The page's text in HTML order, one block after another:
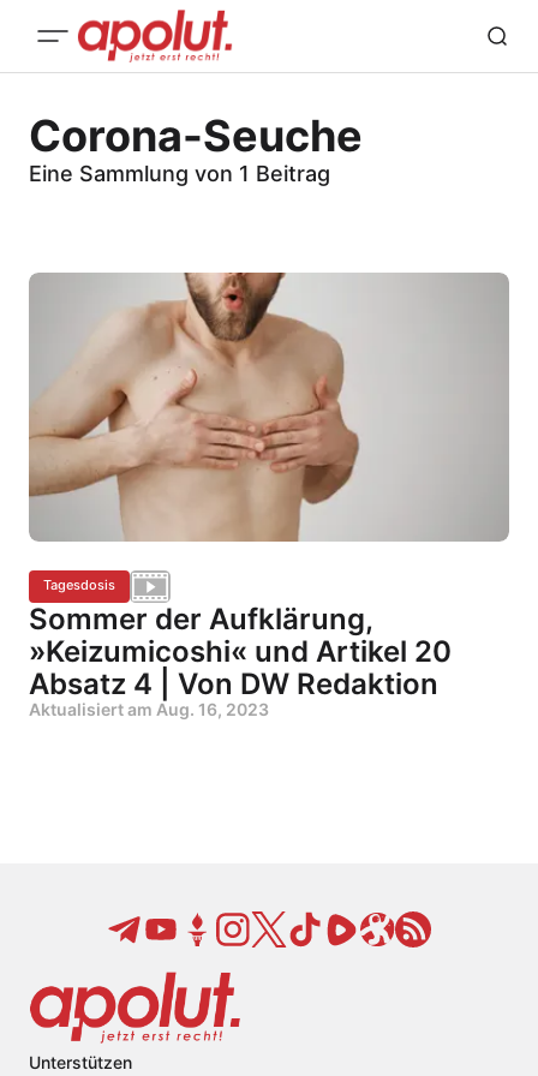
Corona-Seuche
Eine Sammlung von 1 Beitrag
Tagesdosis
Sommer der Aufklärung,
»Keizumicoshi« und Artikel 20
Absatz 4 | Von DW Redaktion
Aktualisiert am Aug. 16, 2023
Unterstützen